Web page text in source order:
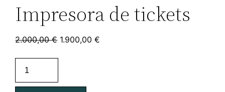
Impresora de tickets
2.000,00€ 1.900,00€